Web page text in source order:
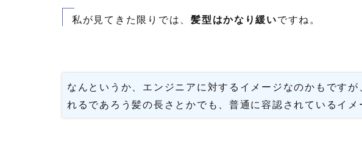
私が見てきた限りでは、髪型はかなり緩いですね。
なんというか、エンジニアに対するイメージなのかもです
れるであろう髪の長さとかでも、普通に容認されているイメ